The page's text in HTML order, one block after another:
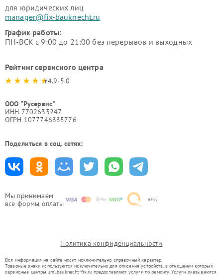
Мы принимаем
все формы оплаты
для юридических лиц
manager@fix-bauknecht.ru
График работы:
ПН-ВСК с 9:00 до 21:00 без перерывов и выходных
Рейтинг сервисного центра
4.9-5.0
ООО "Русервис"
ИНН 7702633247
ОГРН 1077746335776
Поделиться в соц. сетях:
Политика конфиденциальности
Вся информация на сайте носит исключительно справочный характер.
Товарные знаки используются исключительно для описания устройств, в отношении которых
сервисные центры sml.bauknecht-fix.ru предоставляют услуги по ремонту. Услуги оказываются